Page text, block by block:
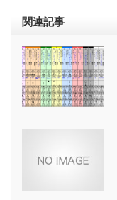
関連記事